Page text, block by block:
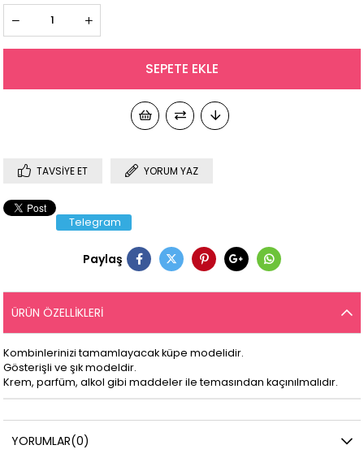
TAVSIYE ET YORUM YAZ
Telegram
Paylaş
ÜRÜN ÖZELLIKLERI
Kombinlerinizi tamamlayacak küpe modelidir.
Gösterişli ve şık modeldir.
Krem, parfüm, alkol gibi maddeler ile temasından kaçınılmalıdır.
YORUMLAR(0)